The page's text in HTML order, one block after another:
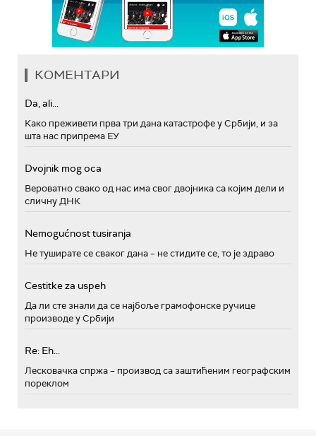
КОМЕНТАРИ
Da, ali...
Како преживети прва три дана катастрофе у Србији, и за
шта нас припрема ЕУ
Dvojnik mog oca
Вероватно свако од нас има свог двојника са којим дели и
сличну ДНК
Nemogućnost tusiranja
Не туширате се сваког дана – не стидите се, то је здраво
Cestitke za uspeh
Да ли сте знали да се најбоље грамофонске ручице
производе у Србији
Re: Eh...
Лесковачка спржа – производ са заштићеним географским
пореклом